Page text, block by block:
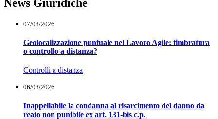
News Giuridiche
07/08/2026
Geolocalizzazione puntuale nel Lavoro Agile: timbratura
o controllo a distanza?
Controlli a distanza
06/08/2026
Inappellabile la condanna al risarcimento del danno da
reato non punibile ex art. 131-bis c.p.